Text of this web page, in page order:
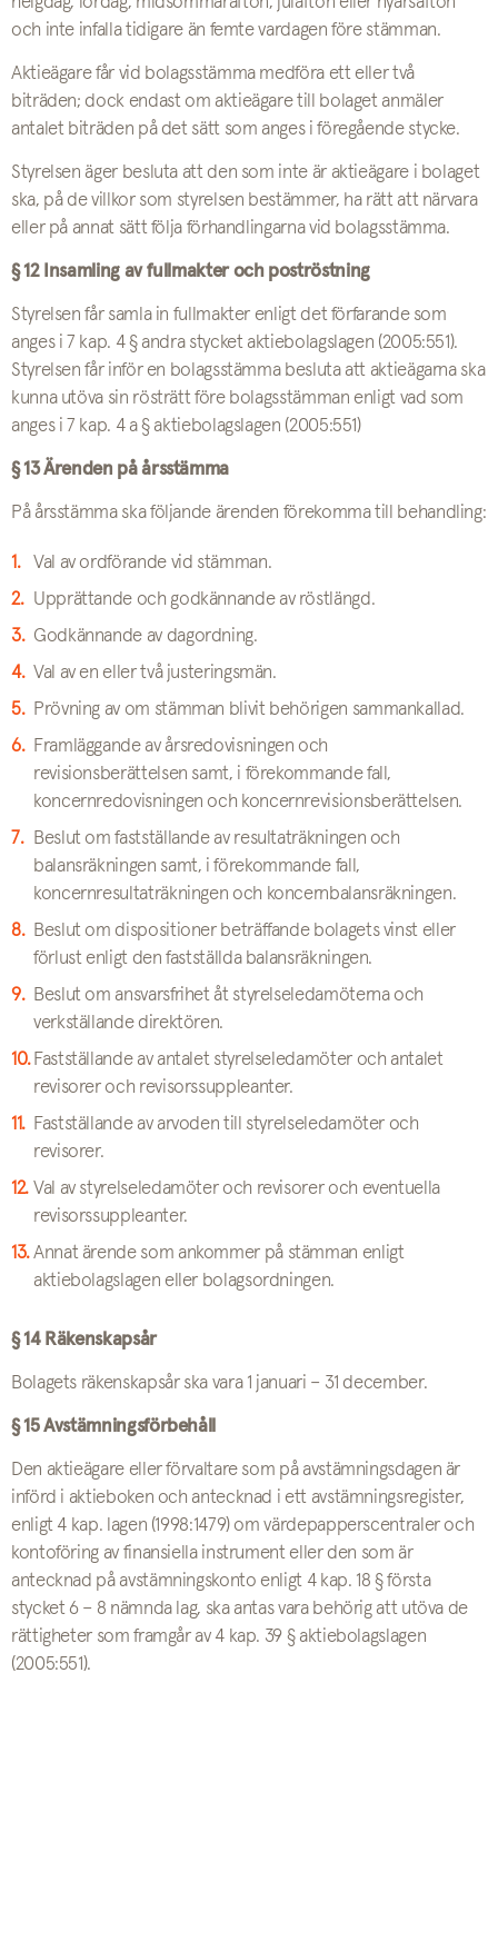
och inte infalla tidigare än femte vardagen före stämman.
Aktieägare får vid bolagsstämma medföra ett eller två
biträden; dock endast om aktieägare till bolaget anmäler
antalet biträden på det sätt som anges i föregående stycke.
Styrelsen äger besluta att den som inte är aktieägare i bolaget
ska, på de villkor som styrelsen bestämmer, ha rätt att närvara
eller på annat sätt följa förhandlingarna vid bolagsstämma.
§ 12 Insamling av fullmakter och poströstning
Styrelsen får samla in fullmakter enligt det förfarande som
anges i 7 kap. 4 § andra stycket aktiebolagslagen (2005:551).
Styrelsen får inför en bolagsstämma besluta att aktieägarna ska
kunna utöva sin rösträtt före bolagsstämman enligt vad som
anges i 7 kap. 4 a § aktiebolagslagen (2005:551)
§ 13 Ärenden på årsstämma
På årsstämma ska följande ärenden förekomma till behandling:
Val av ordförande vid stämman.
Upprättande och godkännande av röstlängd.
Godkännande av dagordning.
Val av en eller två justeringsmän.
Prövning av om stämman blivit behörigen sammankallad.
Framläggande av årsredovisningen och
revisionsberättelsen samt, i förekommande fall,
koncernredovisningen och koncernrevisionsberättelsen.
Beslut om fastställande av resultaträkningen och
balansräkningen samt, i förekommande fall,
koncernresultaträkningen och koncernbalansräkningen.
Beslut om dispositioner beträffande bolagets vinst eller
förlust enligt den fastställda balansräkningen.
Beslut om ansvarsfrihet åt styrelseledamöterna och
verkställande direktören.
Fastställande av antalet styrelseledamöter och antalet
revisorer och revisorssuppleanter.
Fastställande av arvoden till styrelseledamöter och
revisorer.
Val av styrelseledamöter och revisorer och eventuella
revisorssuppleanter.
Annat ärende som ankommer på stämman enligt
aktiebolagslagen eller bolagsordningen.
§ 14 Räkenskapsår
Bolagets räkenskapsår ska vara 1 januari – 31 december.
§ 15 Avstämningsförbehåll
Den aktieägare eller förvaltare som på avstämningsdagen är
införd i aktieboken och antecknad i ett avstämningsregister,
enligt 4 kap. lagen (1998:1479) om värdepapperscentraler och
kontoföring av finansiella instrument eller den som är
antecknad på avstämningskonto enligt 4 kap. 18 § första
stycket 6 – 8 nämnda lag, ska antas vara behörig att utöva de
rättigheter som framgår av 4 kap. 39 § aktiebolagslagen
(2005:551).